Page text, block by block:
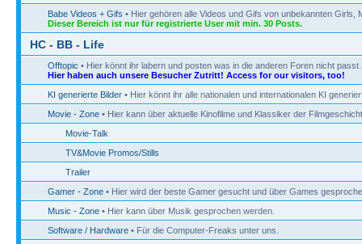
Babe Videos + Gifs • Hier gehören alle Videos und Gifs von unbekannten Girls,
Dieser Bereich ist nur für registrierte User mit min. 30 Posts.
HC - BB - Life
Offtopic • Hier könnt ihr labern und posten was in die anderen Foren nicht passt.
Hier haben auch unsere Besucher Zutritt! Access for our visitors, too!
KI generierte Bilder • Hier könnt ihr alle nationalen und internationalen KI
Movie - Zone • Hier kann über aktuelle Kinofilme und Klassiker der
Movie-Talk
TV&Movie Promos/Stills
Trailer
Gamer - Zone • Hier wird der beste Gamer gesucht und über Games
Music - Zone • Hier kann über Musik gesprochen werden.
Software / Hardware • Für die Computer-Freaks unter uns.